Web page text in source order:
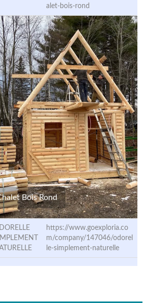
alet-bois-rond
Bois Rond
https://www.goexploria.co
m/company/147046/odorel
le-simplement-naturelle